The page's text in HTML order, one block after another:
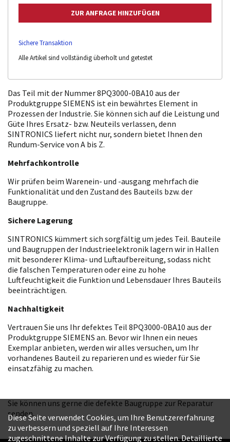
Sichere Transaktion
Alle Artikel sind vollständig überholt und getestet
Das Teil mit der Nummer 8PQ3000-0BA10 aus der
Produktgruppe SIEMENS ist ein bewährtes Element in
Prozessen der Industrie. Sie können sich auf die Leistung und
Güte Ihres Ersatz- bzw. Neuteils verlassen, denn
SINTRONICS liefert nicht nur, sondern bietet Ihnen den
Rundum-Service von A bis Z.
Mehrfachkontrolle
Wir prüfen beim Warenein- und -ausgang mehrfach die
Funktionalität und den Zustand des Bauteils bzw. der
Baugruppe.
Sichere Lagerung
SINTRONICS kümmert sich sorgfältig um jedes Teil. Bauteile
und Baugruppen der Industrieelektronik lagern wir in Hallen
mit besonderer Klima- und Luftaufbereitung, sodass nicht
die falschen Temperaturen oder eine zu hohe
Luftfeuchtigkeit die Funktion und Lebensdauer Ihres Bauteils
beeinträchtigen.
Nachhaltigkeit
Vertrauen Sie uns Ihr defektes Teil 8PQ3000-0BA10 aus der
Produktgruppe SIEMENS an. Bevor wir Ihnen ein neues
Exemplar anbieten, werden wir alles versuchen, um Ihr
vorhandenes Bauteil zu reparieren und es wieder für Sie
einsatzfähig zu machen.
Sie können uns gerne die defekte Baugruppe zur Reparatur
senden.
Diese Seite verwendet Cookies, um Ihre Benutzererfahrung
zu verbessern und speziell auf Ihre Interessen
zugeschnittene Inhalte zur Verfügung zu stellen. Detaillierte